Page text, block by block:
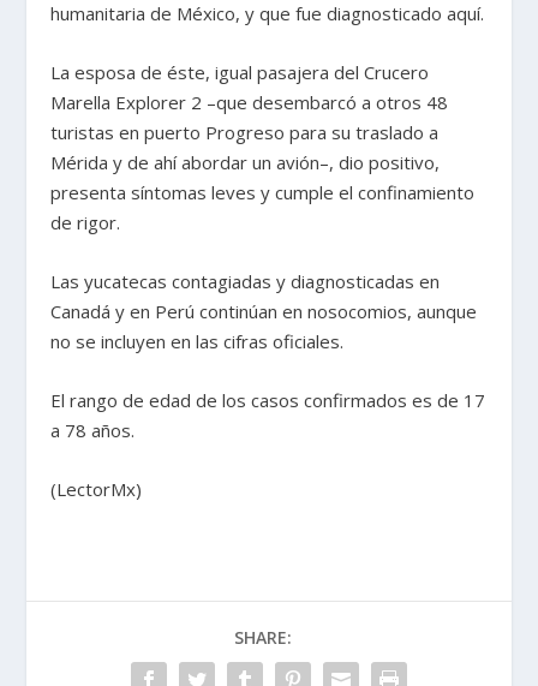
humanitaria de México, y que fue diagnosticado aquí.
La esposa de éste, igual pasajera del Crucero
Marella Explorer 2 –que desembarcó a otros 48
turistas en puerto Progreso para su traslado a
Mérida y de ahí abordar un avión–, dio positivo,
presenta síntomas leves y cumple el confinamiento
de rigor.
Las yucatecas contagiadas y diagnosticadas en
Canadá y en Perú continúan en nosocomios, aunque
no se incluyen en las cifras oficiales.
El rango de edad de los casos confirmados es de 17
a 78 años.
(LectorMx)
SHARE: